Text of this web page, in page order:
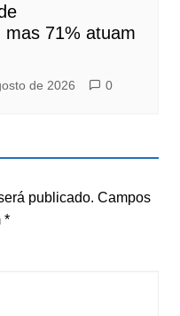
mas 71% atuam
de 2026 0
publicado. Campos
*